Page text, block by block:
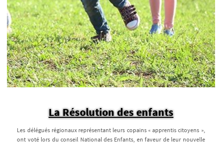
La Résolution des enfants
Les délégués régionaux représentant leurs copains « apprentis citoyens »,
ont voté lors du conseil National des Enfants, en faveur de leur nouvelle